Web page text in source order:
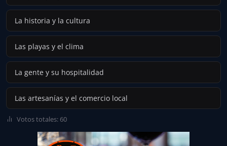
La historia y la cultura
Las playas y el clima
La gente y su hospitalidad
Las artesanías y el comercio local
Votos totales: 60